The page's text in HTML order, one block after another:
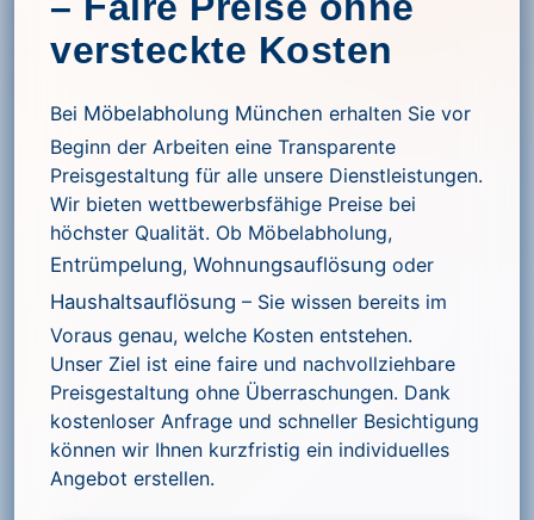
versteckte Kosten
Bei Möbelabholung München erhalten Sie vor
Beginn der Arbeiten eine Transparente
Preisgestaltung für alle unsere Dienstleistungen.
Wir bieten wettbewerbsfähige Preise bei
höchster Qualität. Ob Möbelabholung,
Entrümpelung, Wohnungsauflösung oder
Haushaltsauflösung – Sie wissen bereits im
Voraus genau, welche Kosten entstehen.
Unser Ziel ist eine faire und nachvollziehbare
Preisgestaltung ohne Überraschungen. Dank
kostenloser Anfrage und schneller Besichtigung
können wir Ihnen kurzfristig ein individuelles
Angebot erstellen.